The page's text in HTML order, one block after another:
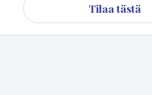
Tilaa tästä